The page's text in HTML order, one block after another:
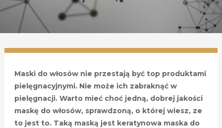
Maski do włosów nie przestają być top produktami
pielęgnacyjnymi. Nie może ich zabraknąć w
pielęgnacji. Warto mieć choć jedną, dobrej jakości
maskę do włosów, sprawdzoną, o której wiesz, ze
to jest to. Taką maską jest keratynowa maska do